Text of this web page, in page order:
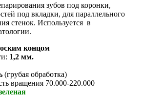
зубов под коронки,
под вкладки, для параллельного
стенок. Используется в
концом
1,2 мм.
(грубая обработка)
вращения 70.000-220.000